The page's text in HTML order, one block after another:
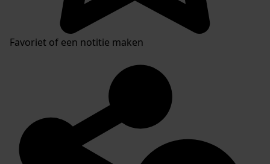
Favoriet of een notitie maken